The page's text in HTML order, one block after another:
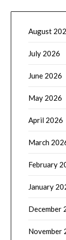
August
July 2026
June 2026
May 2026
April 2026
March
February
January
December
November